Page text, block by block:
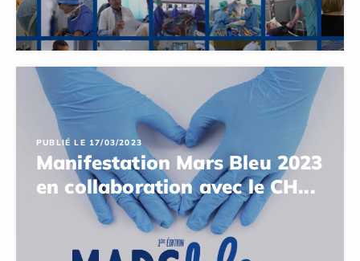
PUBLIÉ LE 17/03/2023
Manifestation Mars Bleu 2023
en collaboration avec le CH...